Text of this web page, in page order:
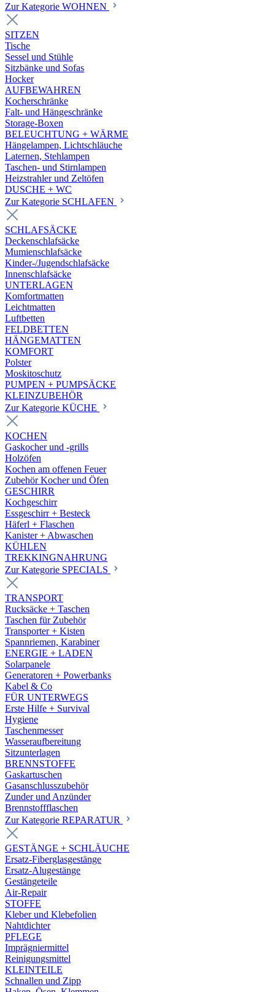
Zur Kategorie WOHNEN
SITZEN
Tische
Sessel und Stühle
Sitzbänke und Sofas
Hocker
AUFBEWAHREN
Kocherschränke
Falt- und Hängeschränke
Storage-Boxen
BELEUCHTUNG + WÄRME
Hängelampen, Lichtschläuche
Laternen, Stehlampen
Taschen- und Stirnlampen
Heizstrahler und Zeltöfen
DUSCHE + WC
Zur Kategorie SCHLAFEN
SCHLAFSÄCKE
Deckenschlafsäcke
Mumienschlafsäcke
Kinder-/Jugendschlafsäcke
Innenschlafsäcke
UNTERLAGEN
Komfortmatten
Leichtmatten
Luftbetten
FELDBETTEN
HÄNGEMATTEN
KOMFORT
Polster
Moskitoschutz
PUMPEN + PUMPSÄCKE
KLEINZUBEHÖR
Zur Kategorie KÜCHE
KOCHEN
Gaskocher und -grills
Holzöfen
Kochen am offenen Feuer
Zubehör Kocher und Öfen
GESCHIRR
Kochgeschirr
Essgeschirr + Besteck
Häferl + Flaschen
Kanister + Abwaschen
KÜHLEN
TREKKINGNAHRUNG
Zur Kategorie SPECIALS
TRANSPORT
Rucksäcke + Taschen
Taschen für Zubehör
Transporter + Kisten
Spannriemen, Karabiner
ENERGIE + LADEN
Solarpanele
Generatoren + Powerbanks
Kabel & Co
FÜR UNTERWEGS
Erste Hilfe + Survival
Hygiene
Taschenmesser
Wasseraufbereitung
Sitzunterlagen
BRENNSTOFFE
Gaskartuschen
Gasanschlusszubehör
Zunder und Anzünder
Brennstoffflaschen
Zur Kategorie REPARATUR
GESTÄNGE + SCHLÄUCHE
Ersatz-Fiberglasgestänge
Ersatz-Alugestänge
Gestängeteile
Air-Repair
STOFFE
Kleber und Klebefolien
Nahtdichter
PFLEGE
Imprägniermittel
Reinigungsmittel
KLEINTEILE
Schnallen und Zipp